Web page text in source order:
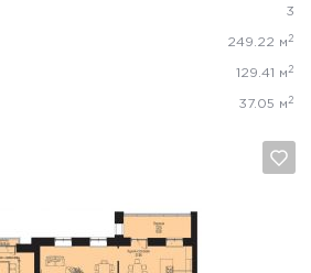
3
249.22 м 2
129.41 м 2
37.05 м 2